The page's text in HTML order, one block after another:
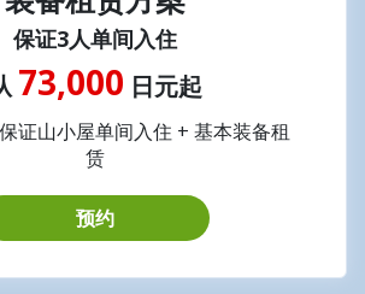
保证3人单间入住
73,000 日元起
证山小屋单间入住 + 基本装备租
赁
预约